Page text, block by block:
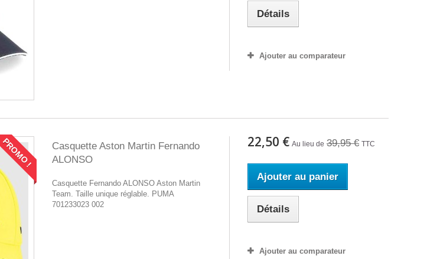
Détails
Ajouter au comparateur
PROMO !
Casquette Aston Martin Fernando
ALONSO
Casquette Fernando ALONSO Aston Martin
Team. Taille unique réglable. PUMA
701233023 002
22,50 € Au lieu de 39,95 € TTC
Ajouter au panier
Détails
Ajouter au comparateur